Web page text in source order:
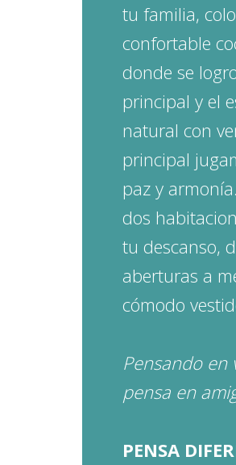
tu familia,
confortable
donde se
principal y el
natural con
principal
paz y
dos
tu descanso,
aberturas a
cómodo
Pensando en
pensa en
PENSA